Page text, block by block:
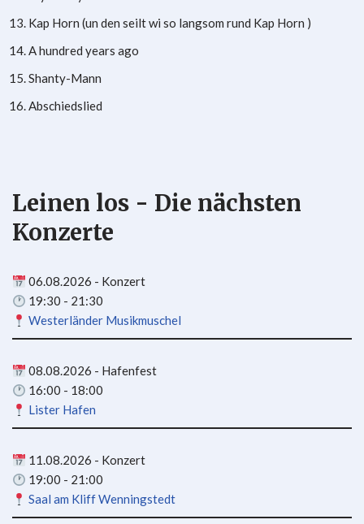
Kap Horn (un den seilt wi so langsom rund Kap Horn )
A hundred years ago
Shanty-Mann
Abschiedslied
Leinen los - Die nächsten
Konzerte
06.08.2026 - Konzert
19:30 - 21:30
Westerländer Musikmuschel
08.08.2026 - Hafenfest
16:00 - 18:00
Lister Hafen
11.08.2026 - Konzert
19:00 - 21:00
Saal am Kliff Wenningstedt